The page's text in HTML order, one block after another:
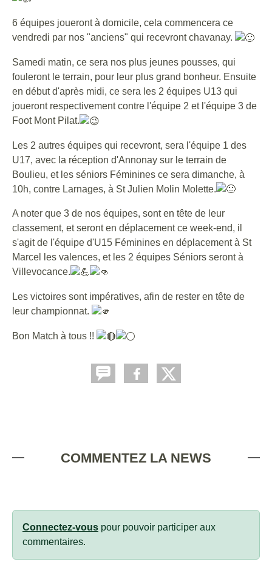
6 équipes joueront à domicile, cela commencera ce
vendredi par nos "anciens" qui recevront chavanay.
Samedi matin, ce sera nos plus jeunes pousses, qui
fouleront le terrain, pour leur plus grand bonheur. Ensuite
en début d'après midi, ce sera les 2 équipes U13 qui
joueront respectivement contre l'équipe 2 et l'équipe 3 de
Foot Mont Pilat.
Les 2 autres équipes qui recevront, sera l'équipe 1 des
U17, avec la réception d'Annonay sur le terrain de
Boulieu, et les séniors Féminines ce sera dimanche, à
10h, contre Larnages, à St Julien Molin Molette.
A noter que 3 de nos équipes, sont en tête de leur
classement, et seront en déplacement ce week-end, il
s'agit de l'équipe d'U15 Féminines en déplacement à St
Marcel les valences, et les 2 équipes Séniors seront à
Villevocance.
Les victoires sont impératives, afin de rester en tête de
leur championnat.
Bon Match à tous !!
COMMENTEZ LA NEWS
Connectez-vous pour pouvoir participer aux
commentaires.